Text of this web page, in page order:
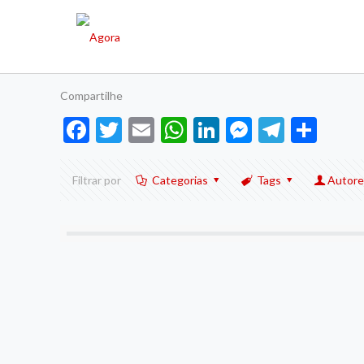
Compartilhe
Facebook
Twitter
EmailWhatsApp
LinkedIn
Messenger
Filtrar por Categorias Tags